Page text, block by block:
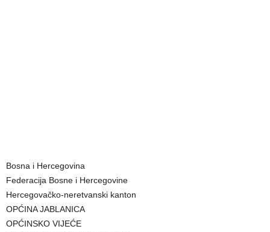
Bosna i Hercegovina
Federacija Bosne i Hercegovine
Hercegovačko-neretvanski kanton
OPĆINA JABLANICA
OPĆINSKO VIJEĆE